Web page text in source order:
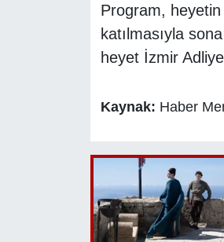
Program,
katılmasıyla
heyet İzmir
Kaynak: Haber